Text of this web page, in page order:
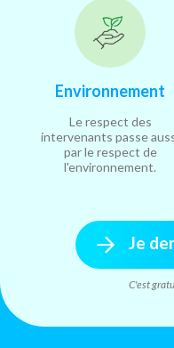
Environnement
Le respect des
intervenants passe
par le respect de
l'environnement.
Je
C'est